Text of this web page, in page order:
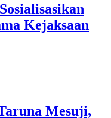
Kejaksaan
Mesuji,